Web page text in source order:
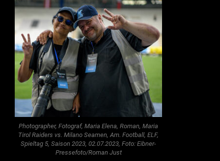
Photographer, Fotograf, Maria Elena, Roman, Maria
Tirol Raiders vs. Milano Seamen, Am. Football, ELF,
Spieltag 5, Saison 2023, 02.07.2023, Foto: Eibner-
Pressefoto/Roman Just